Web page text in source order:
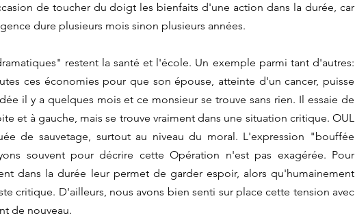
de toucher du doigt les bienfaits d'une action dans la durée, car
dure plusieurs mois sinon plusieurs années.
restent la santé et l'école. Un exemple parmi tant d'autres:
ces économies pour que son épouse, atteinte d'un cancer, puisse
il y a quelques mois et ce monsieur se trouve sans rien. Il essaie de
et à gauche, mais se trouve vraiment dans une situation critique. OUL
de sauvetage, surtout au niveau du moral. L'expression "bouffée
souvent pour décrire cette Opération n'est pas exagérée. Pour
dans la durée leur permet de garder espoir, alors qu'humainement
critique. D'ailleurs, nous avons bien senti sur place cette tension avec
de nouveau.